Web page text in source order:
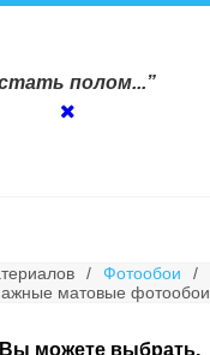
полом...”
/ Фотообои
/
матовые фотообои
можете выбрать,